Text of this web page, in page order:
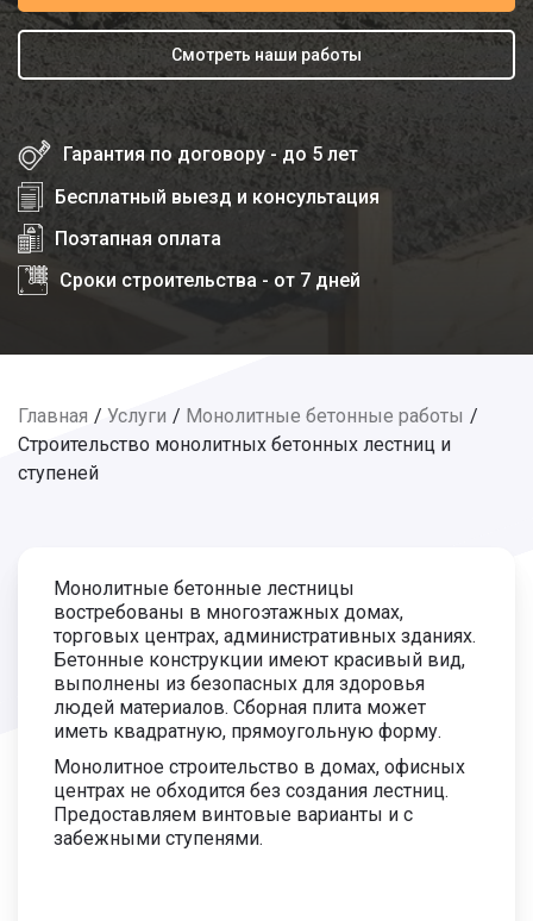
Смотреть наши работы
Гарантия по договору - до 5 лет
Бесплатный выезд и консультация
Поэтапная оплата
Сроки строительства - от 7 дней
Главная Услуги
Монолитные бетонные работы
Строительство монолитных бетонных лестниц и
ступеней
Монолитные бетонные лестницы
востребованы в многоэтажных домах,
торговых центрах, административных зданиях.
Бетонные конструкции имеют красивый вид,
выполнены из безопасных для здоровья
людей материалов. Сборная плита может
иметь квадратную, прямоугольную форму.
Монолитное строительство в домах, офисных
центрах не обходится без создания лестниц.
Предоставляем винтовые варианты и с
забежными ступенями.